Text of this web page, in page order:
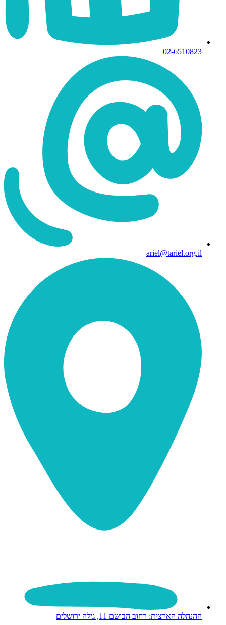
02-6510823
ariel@tariel.org.il
ההנהלה הארצית: רחוב הבושם 11, גילה ירושלים